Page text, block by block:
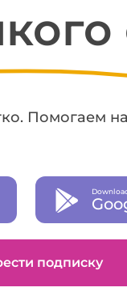
Помогаем
подписку